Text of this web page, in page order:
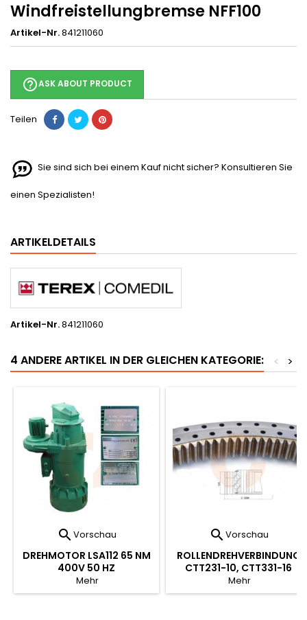
Windfreistellungbremse NFF100
Artikel-Nr.841211060
help_outlineASK ABOUT PRODUCT
Teilen
Sie sind sich bei einem Kauf nicht sicher? Konsultieren Sie
einen Spezialisten!
ARTIKELDETAILS
Artikel-Nr.841211060
4 ANDERE ARTIKEL IN DER GLEICHEN KATEGORIE: >
<
Vorschau
DREHMOTOR LSA112 65 NM
400V 50 HZ
Mehr
Vorschau
ROLLENDREHVERBINDUNG
CTT231-10, CTT331-16
Mehr